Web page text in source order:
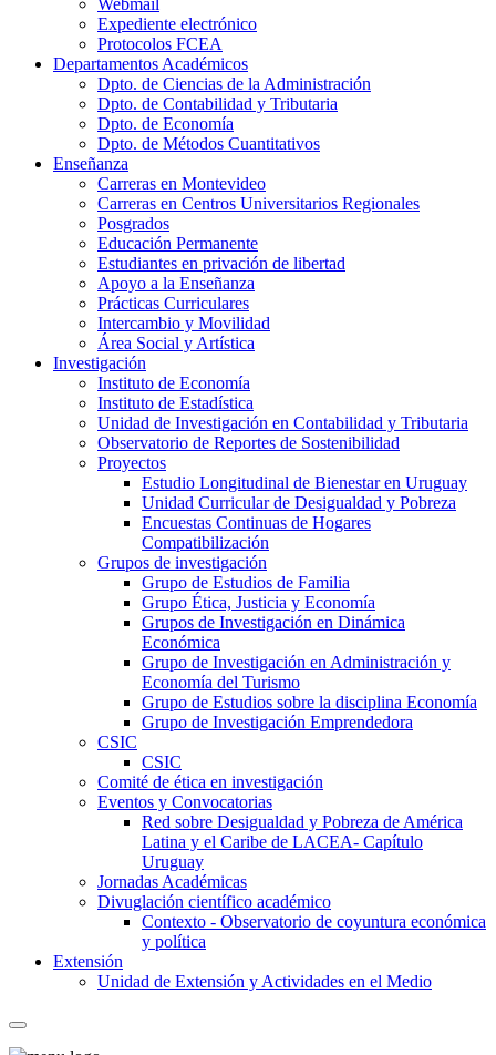
Expediente electrónico
Protocolos FCEA
Departamentos Académicos
Dpto. de Ciencias de la Administración
Dpto. de Contabilidad y Tributaria
Dpto. de Economía
Dpto. de Métodos Cuantitativos
Enseñanza
Carreras en Montevideo
Carreras en Centros Universitarios Regionales
Posgrados
Educación Permanente
Estudiantes en privación de libertad
Apoyo a la Enseñanza
Prácticas Curriculares
Intercambio y Movilidad
Área Social y Artística
Investigación
Instituto de Economía
Instituto de Estadística
Unidad de Investigación en Contabilidad y Tributaria
Observatorio de Reportes de Sostenibilidad
Proyectos
Estudio Longitudinal de Bienestar en Uruguay
Unidad Curricular de Desigualdad y Pobreza
Encuestas Continuas de Hogares
Compatibilización
Grupos de investigación
Grupo de Estudios de Familia
Grupo Ética, Justicia y Economía
Grupos de Investigación en Dinámica
Económica
Grupo de Investigación en Administración y
Economía del Turismo
Grupo de Estudios sobre la disciplina Economía
Grupo de Investigación Emprendedora
CSIC
CSIC
Comité de ética en investigación
Eventos y Convocatorias
Red sobre Desigualdad y Pobreza de América
Latina y el Caribe de LACEA- Capítulo
Uruguay
Jornadas Académicas
Divuglación científico académico
Contexto - Observatorio de coyuntura económica
y política
Extensión
Unidad de Extensión y Actividades en el Medio